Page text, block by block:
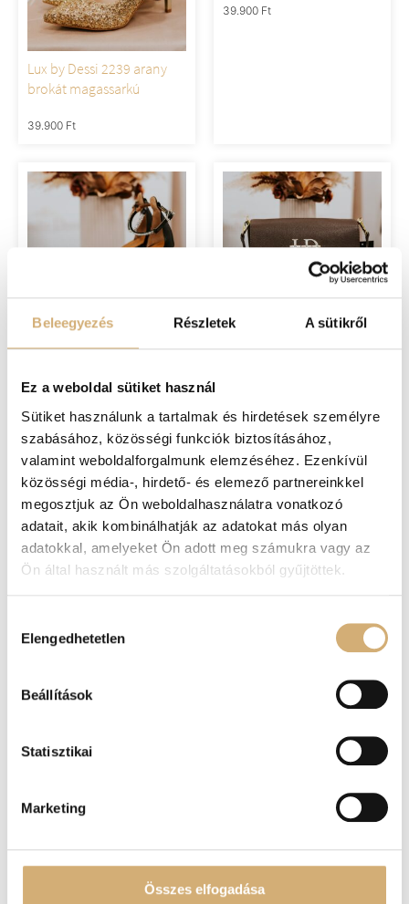
Beleegyezés Részletek A sütikről
Ez a weboldal sütiket használ
Sütiket használunk a tartalmak és hirdetések személyre
szabásához, közösségi funkciók biztosításához,
valamint weboldalforgalmunk elemzéséhez. Ezenkívül
közösségi média-, hirdető- és elemező partnereinkkel
megosztjuk az Ön weboldalhasználatra vonatkozó
adatait, akik kombinálhatják az adatokat más olyan
adatokkal, amelyeket Ön adott meg számukra vagy az
Ön által használt más szolgáltatásokból gyűjtöttek.
kiválasztása
Elengedhetetlen
Beállítások
Statisztikai
Marketing
Összes elfogadása
Lux by Dessi 2239 arany
brokát magassarkú
39.900 Ft
39.900 Ft
Lux by Dessi 2258 fekete
Lux by Dessi 931
lakk bőroldaltáska
Lux by Dessi 170 fekete
lakk bőr oldaltáska
43.900Ft